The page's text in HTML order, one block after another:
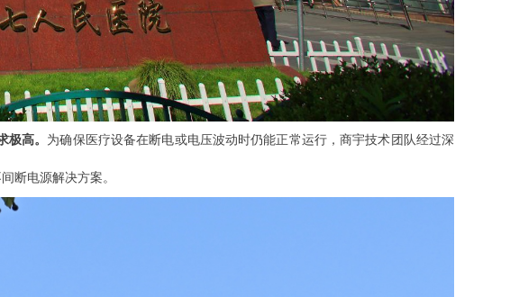
极高。 为确保医疗设备在断电或电压波动时仍能正常运行，商宇技术团队经过深
断电源解决方案。